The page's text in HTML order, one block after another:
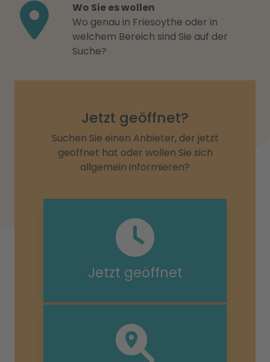
Wo Sie es wollen
Wo genau in Friesoythe oder in
welchem Bereich sind Sie auf der
Suche?
Jetzt geöffnet?
Suchen Sie einen Anbieter, der jetzt
geöffnet hat oder wollen Sie sich
allgemein informieren?
Jetzt geöffnet